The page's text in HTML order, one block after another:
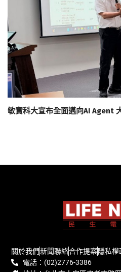
敏實科大宣布全面邁向AI Agent
關於我們新聞聯絡合作提案隱私權
電話：(02)2776-3386